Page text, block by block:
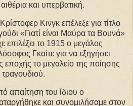
και υπερβατική.
Κινγκ επέλεξε για τίτλο
«Γιατί είναι Μαύρα τα Βουνά»
επιλέξει το 1915 ο μεγάλος
Γκαίτε για να εξηγήσει
εποχής το μεγαλείο της ποίησης
τραγουδιού.
απαίτηση του ίδιου ο
και συνομιλήσαμε στον